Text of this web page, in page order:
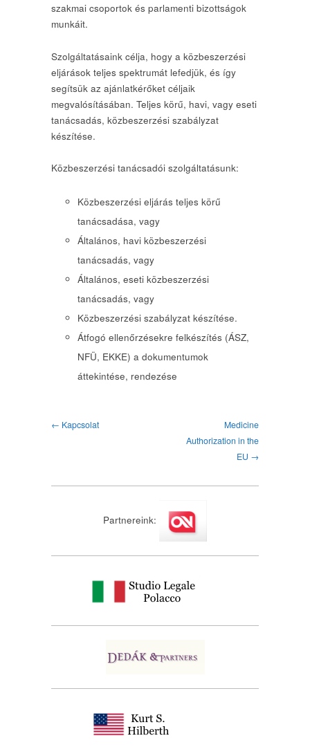
szakmai csoportok és parlamenti bizottságok
munkáit.
Szolgáltatásaink célja, hogy a közbeszerzési
eljárások teljes spektrumát lefedjük, és így
segítsük az ajánlatkérőket céljaik
megvalósításában. Teljes körű, havi, vagy eseti
tanácsadás, közbeszerzési szabályzat
készítése.
Közbeszerzési tanácsadói szolgáltatásunk:
Közbeszerzési eljárás teljes körű
tanácsadása, vagy
Általános, havi közbeszerzési
tanácsadás, vagy
Általános, eseti közbeszerzési
tanácsadás, vagy
Közbeszerzési szabályzat készítése.
Átfogó ellenőrzésekre felkészítés (ÁSZ,
NFÜ, EKKE) a dokumentumok
áttekintése, rendezése
← Kapcsolat
Medicine
Authorization in the
EU →
Partnereink: